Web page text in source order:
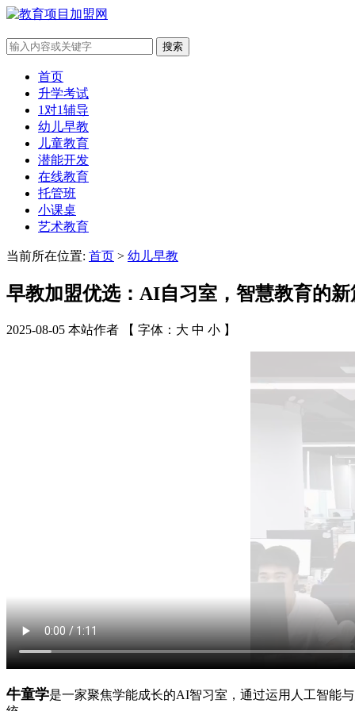
搜索
首页
升学考试
1对1辅导
幼儿早教
儿童教育
潜能开发
在线教育
托管班
小课桌
艺术教育
当前所在位置: 首页 > 幼儿早教
早教加盟优选：AI自习室，智慧教育的新
2025-08-05 本站作者 【 字体： 大 中 小 】
牛童学是一家聚焦学能成长的AI智习室，通过运用人工智能